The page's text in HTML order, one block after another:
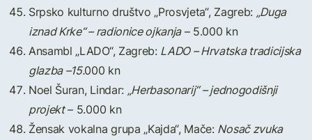
Srpsko kulturno društvo „Prosvjeta“, Zagreb: „Duga
iznad Krke“ – radionice ojkanja– 5.000 kn
Ansambl „LADO“, Zagreb: LADO – Hrvatska tradicijska
glazba –15.000 kn
Noel Šuran, Lindar: „Herbasonarij“ – jednogodišnji
projekt– 5.000 kn
Žensak vokalna grupa „Kajda“, Mače: Nosač zvuka